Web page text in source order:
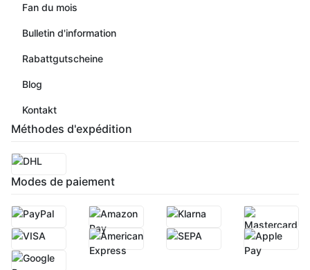
Fan du mois
Bulletin d'information
Rabattgutscheine
Blog
Kontakt
Méthodes d'expédition
Modes de paiement